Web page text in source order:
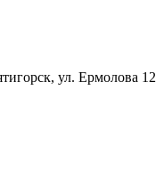
ул. Ермолова 12